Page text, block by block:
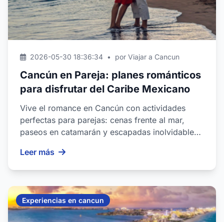
2026-05-30 18:36:34 • por Viajar a Cancun
Cancún en Pareja: planes románticos
para disfrutar del Caribe Mexicano
Vive el romance en Cancún con actividades
perfectas para parejas: cenas frente al mar,
paseos en catamarán y escapadas inolvidables
Leer más
Experiencias en cancun